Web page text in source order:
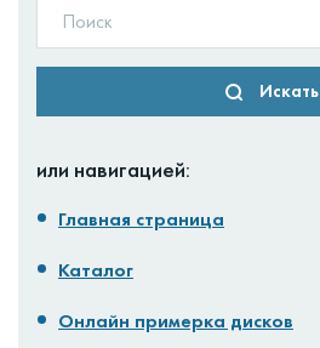
Искать
или навигацией:
Главная страница
Каталог
Онлайн примерка дисков